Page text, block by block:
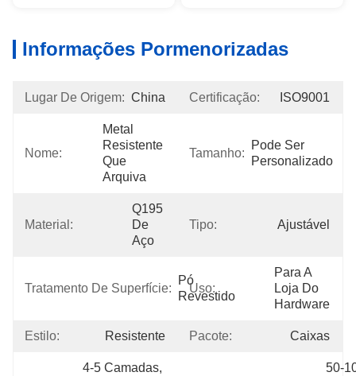
Informações Pormenorizadas
Lugar De Origem: China Certificação: ISO9001
Nome:
Metal
Resistente
Que
Arquiva
Tamanho:
Pode Ser
Personalizado
Material:
Q195
De
Aço
Tipo: Ajustável
Tratamento De Superfície:
Pó
Revestido
Uso:
Para A
Loja Do
Hardware
Estilo: Resistente Pacote: Caixas
4-5 Camadas,
50-